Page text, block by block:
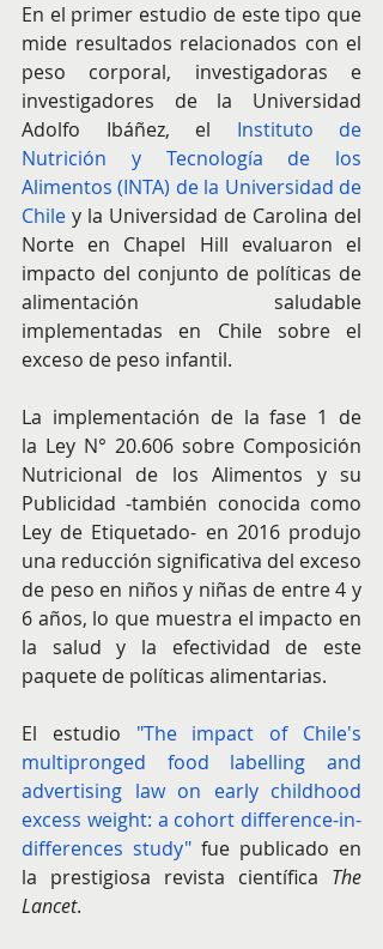
En el primer estudio de este tipo que
mide resultados relacionados con el
peso corporal, investigadoras e
investigadores de la Universidad
Adolfo Ibáñez, el Instituto de
Nutrición y Tecnología de los
Alimentos (INTA) de la Universidad de
Chile y la Universidad de Carolina del
Norte en Chapel Hill evaluaron el
impacto del conjunto de políticas de
alimentación saludable
implementadas en Chile sobre el
exceso de peso infantil.
La implementación de la fase 1 de
la Ley N° 20.606 sobre Composición
Nutricional de los Alimentos y su
Publicidad -también conocida como
Ley de Etiquetado- en 2016 produjo
una reducción significativa del exceso
de peso en niños y niñas de entre 4 y
6 años, lo que muestra el impacto en
la salud y la efectividad de este
paquete de políticas alimentarias.
El estudio "The impact of Chile's
multipronged food labelling and
advertising law on early childhood
excess weight: a cohort difference-in-
differences study" fue publicado en
la prestigiosa revista científica The
Lancet.